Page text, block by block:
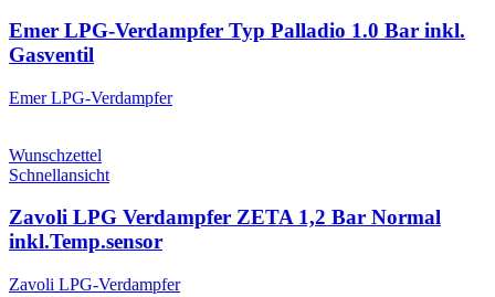
Emer LPG-Verdampfer Typ Palladio 1.0 Bar inkl.
Gasventil
Emer LPG-Verdampfer
Wunschzettel
Schnellansicht
Zavoli LPG Verdampfer ZETA 1,2 Bar Normal
inkl.Temp.sensor
Zavoli LPG-Verdampfer